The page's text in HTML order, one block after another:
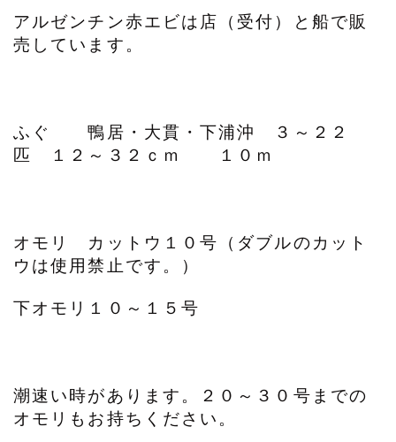
アルゼンチン赤エビは店（受付）と船で販
売しています。
ふぐ 鴨居・大貫・下浦沖 ３～２２
匹 １２～３２ｃｍ １０ｍ
オモリ カットウ１０号（ダブルのカット
ウは使用禁止です。）
下オモリ１０～１５号
潮速い時があります。２０～３０号までの
オモリもお持ちください。